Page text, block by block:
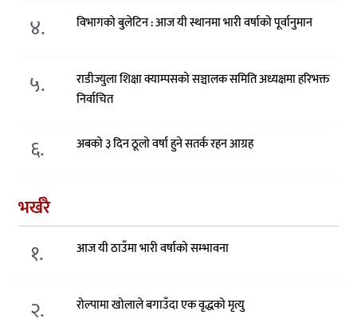
४. विभागको बुलेटिन : आज यी स्थानमा भारी वर्षाको पूर्वानुमान
५.
राडीज्युला शिक्षा क्याम्पसको सञ्चालक समिति अध्यक्षमा हरिभक्त
निर्वाचित
६. अबको ३ दिन ठूलो वर्षा हुने सतर्क रहन आग्रह
भर्खरै
१. आज यी ठाउँमा भारी वर्षाको सम्भावना
२. रोल्पामा खोलाले बगाउँदा एक वृद्धको मृत्यु